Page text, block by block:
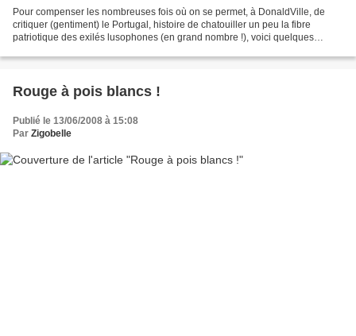
Pour compenser les nombreuses fois où on se permet, à DonaldVille, de
critiquer (gentiment) le Portugal, histoire de chatouiller un peu la fibre
patriotique des exilés lusophones (en grand nombre !), voici quelques
Rouge à pois blancs !
Publié le 13/06/2008 à 15:08
Par Zigobelle